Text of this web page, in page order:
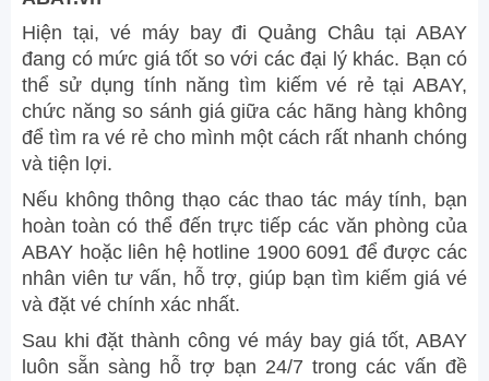
Hiện tại, vé máy bay đi Quảng Châu tại ABAY
đang có mức giá tốt so với các đại lý khác. Bạn có
thể sử dụng tính năng tìm kiếm vé rẻ tại ABAY,
chức năng so sánh giá giữa các hãng hàng không
để tìm ra vé rẻ cho mình một cách rất nhanh chóng
và tiện lợi.
Nếu không thông thạo các thao tác máy tính, bạn
hoàn toàn có thể đến trực tiếp các văn phòng của
ABAY hoặc liên hệ hotline 1900 6091 để được các
nhân viên tư vấn, hỗ trợ, giúp bạn tìm kiếm giá vé
và đặt vé chính xác nhất.
Sau khi đặt thành công vé máy bay giá tốt, ABAY
luôn sẵn sàng hỗ trợ bạn 24/7 trong các vấn đề